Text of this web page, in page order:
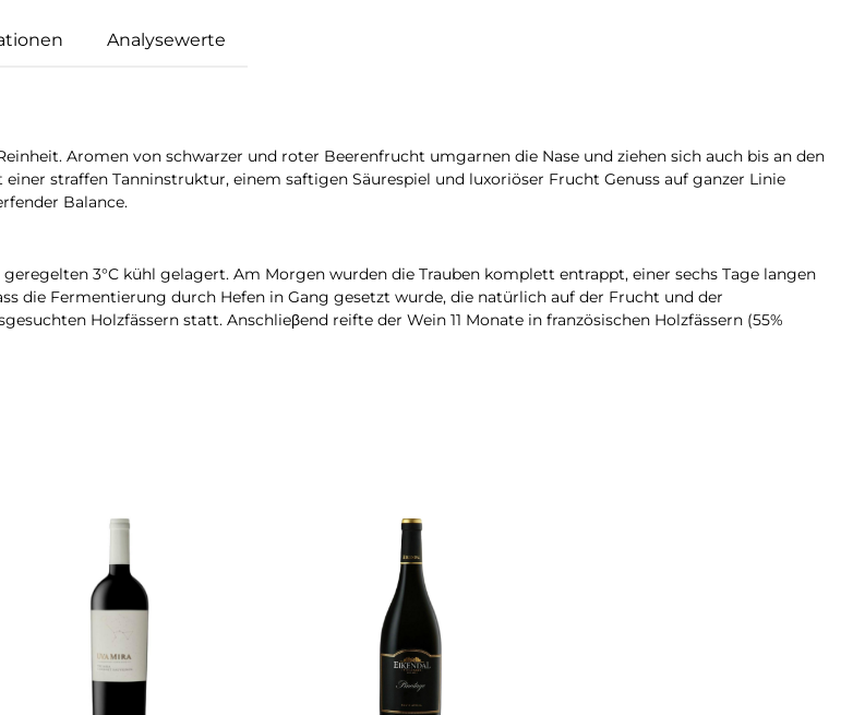
Analysewerte
Aromen von schwarzer und roter Beerenfrucht umgarnen die Nase und ziehen sich auch bis an den
straffen Tanninstruktur, einem saftigen Säurespiel und luxoriöser Frucht Genuss auf ganzer Linie
Balance.
3°C kühl gelagert. Am Morgen wurden die Trauben komplett entrappt, einer sechs Tage langen
die Fermentierung durch Hefen in Gang gesetzt wurde, die natürlich auf der Frucht und der
Holzfässern statt. Anschlieβend reifte der Wein 11 Monate in französischen Holzfässern (55%